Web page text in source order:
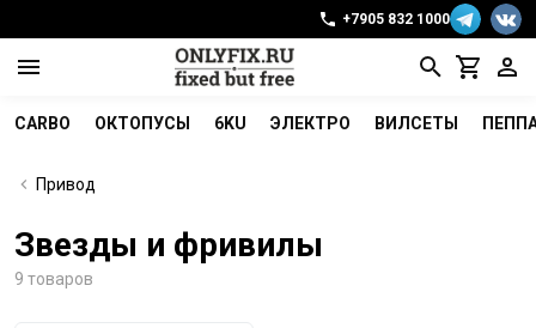
+7905 832 1000
CARBO ОКТОПУСЫ 6KU ЭЛЕКТРО ВИЛСЕТЫ
Привод
Звезды и фривилы
9 товаров